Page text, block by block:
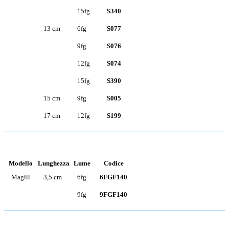
15fg S340
13 cm 6fg S077
9fg S076
12fg S074
15fg S390
15 cm 9fg S005
17 cm 12fg S199
Modello Lunghezza Lume
Codice
Magill
3,5 cm 6fg 6FGF140
9fg 9FGF140